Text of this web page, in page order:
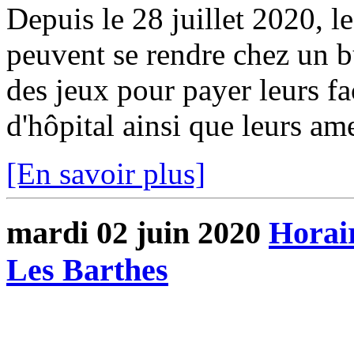
Depuis le 28 juillet 2020,
peuvent se rendre chez un
des jeux pour payer leurs
d'hôpital ainsi que leurs
[En savoir plus]
mardi 02 juin 2020
Les Barthes